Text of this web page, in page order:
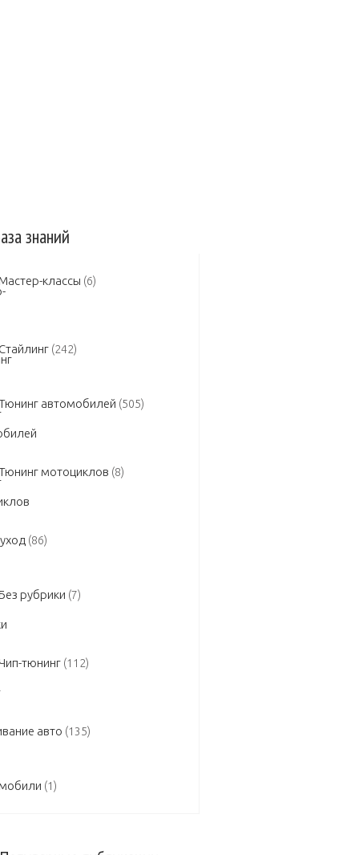
знаний
классы (6)
Стайлинг (242)
автомобилей (505)
мотоциклов (8)
(86)
рубрики (7)
тюнинг (112)
авто (135)
(1)